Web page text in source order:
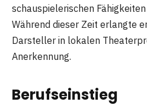
schauspielerischen
Während dieser Zeit erlangte
Darsteller in lokalen
Anerkennung.
Berufseinstieg